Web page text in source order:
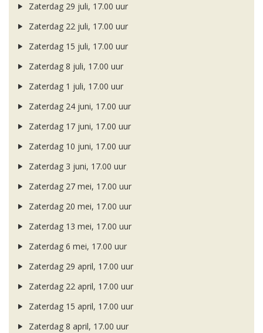
Zaterdag 29 juli, 17.00 uur
Zaterdag 22 juli, 17.00 uur
Zaterdag 15 juli, 17.00 uur
Zaterdag 8 juli, 17.00 uur
Zaterdag 1 juli, 17.00 uur
Zaterdag 24 juni, 17.00 uur
Zaterdag 17 juni, 17.00 uur
Zaterdag 10 juni, 17.00 uur
Zaterdag 3 juni, 17.00 uur
Zaterdag 27 mei, 17.00 uur
Zaterdag 20 mei, 17.00 uur
Zaterdag 13 mei, 17.00 uur
Zaterdag 6 mei, 17.00 uur
Zaterdag 29 april, 17.00 uur
Zaterdag 22 april, 17.00 uur
Zaterdag 15 april, 17.00 uur
Zaterdag 8 april, 17.00 uur